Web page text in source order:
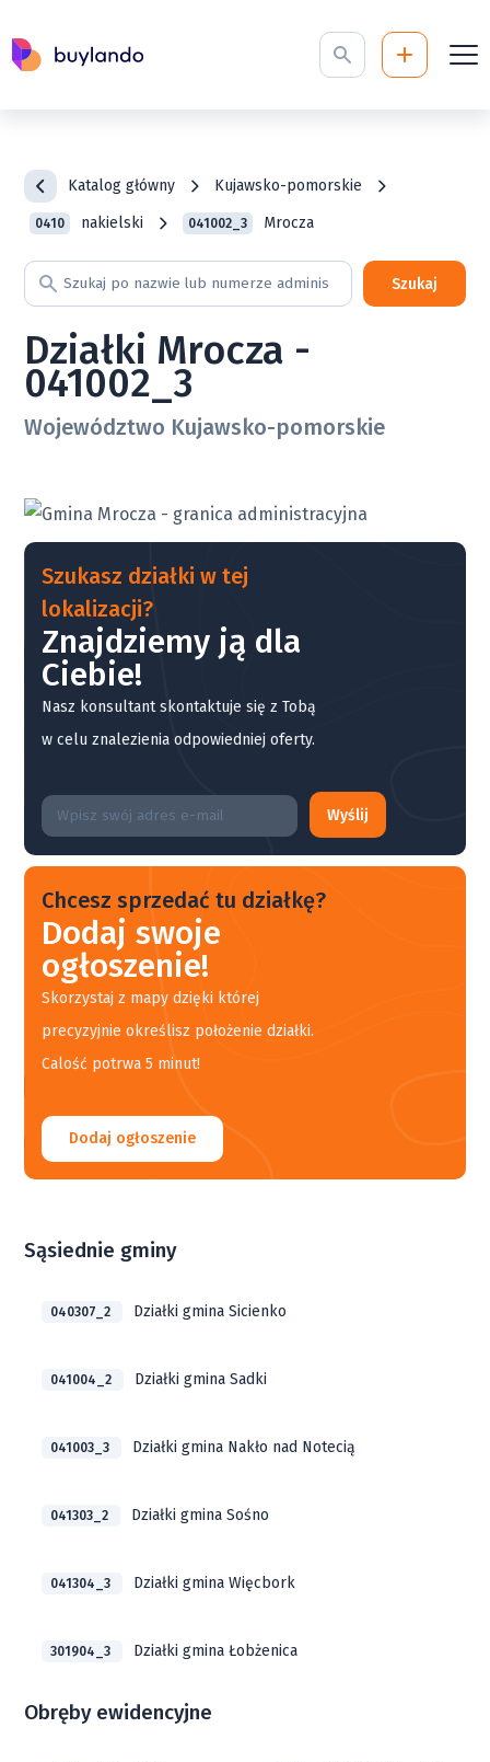
Katalog główny Kujawsko-pomorskie
0410 nakielski 041002_3 Mrocza
Szukaj
Działki Mrocza -
041002_3
Województwo Kujawsko-pomorskie
Szukasz działki w tej
lokalizacji?
Znajdziemy ją dla
Ciebie!
Nasz konsultant skontaktuje się z Tobą
w celu znalezienia odpowiedniej oferty.
Wyślij
Chcesz sprzedać tu działkę?
Dodaj swoje
ogłoszenie!
Skorzystaj z mapy dzięki której
precyzyjnie określisz położenie działki.
Calość potrwa 5 minut!
Dodaj ogłoszenie
Sąsiednie gminy
040307_2 Działki gmina Sicienko
041004_2 Działki gmina Sadki
041003_3 Działki gmina Nakło nad Notecią
041303_2 Działki gmina Sośno
041304_3 Działki gmina Więcbork
301904_3 Działki gmina Łobżenica
Obręby ewidencyjne